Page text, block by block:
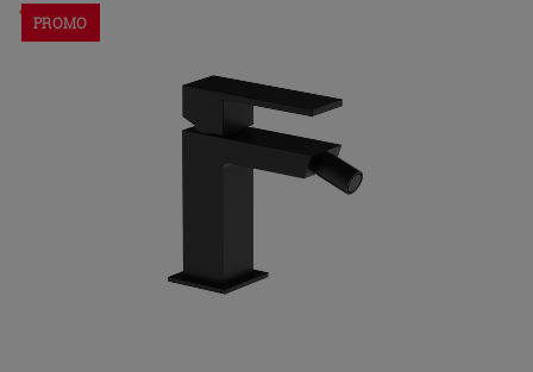
Im Geschäft oder über den Kundenservice bestellbar
PROMO